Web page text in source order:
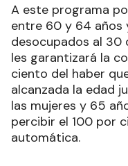
A este programa
entre 60 y 64 años
desocupados al 30
les garantizará la
ciento del haber
alcanzada la edad
las mujeres y 65
percibir el 100 por
automática.